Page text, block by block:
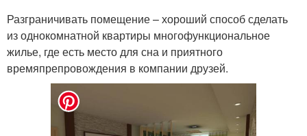
Разграничивать помещение – хороший способ сделать
из однокомнатной квартиры многофункциональное
жилье, где есть место для сна и приятного
времяпрепровождения в компании друзей.